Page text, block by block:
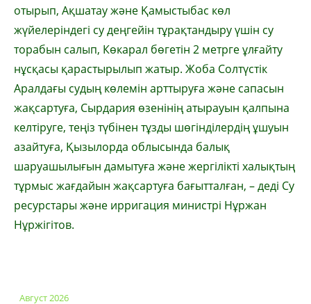
отырып, Ақшатау және Қамыстыбас көл
жүйелеріндегі су деңгейін тұрақтандыру үшін су
торабын салып, Көкарал бөгетін 2 метрге ұлғайту
нұсқасы қарастырылып жатыр. Жоба Солтүстік
Аралдағы судың көлемін арттыруға және сапасын
жақсартуға, Сырдария өзенінің атырауын қалпына
келтіруге, теңіз түбінен тұзды шөгінділердің ұшуын
азайтуға, Қызылорда облысында балық
шаруашылығын дамытуға және жергілікті халықтың
тұрмыс жағдайын жақсартуға бағытталған, – деді Су
ресурстары және ирригация министрі Нұржан
Нұржігітов.
Август 2026